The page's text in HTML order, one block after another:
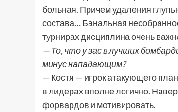
больная. Причем удаления
состава… Банальная
турнирах дисциплина очень
— То, что у вас в лучших
минус нападающим?
— Костя — игрок атакующего
в лидерах вполне логично.
форвардов и мотивировать.